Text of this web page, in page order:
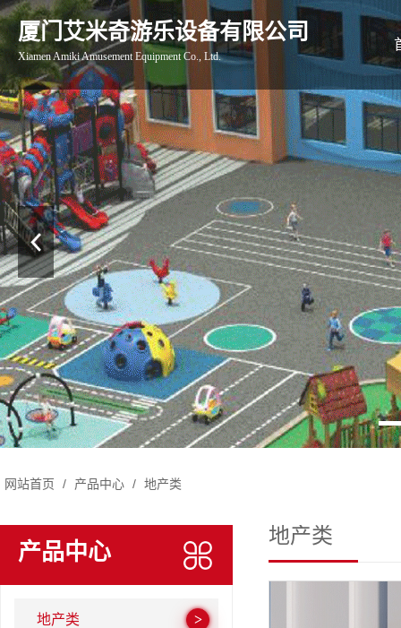
厦门艾米奇游乐设备有限公司
Xiamen Amiki Amusement Equipment Co., Ltd.
网站首页 / 产品中心 / 地产类
产品中心
地产类
地产类